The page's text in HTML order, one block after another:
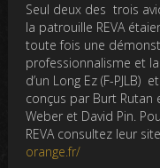
Seul deux des trois
la patrouille REVA
toute fois une
professionnalisme et
d’un Long Ez (F-PJLB)
conçus par Burt Rutan
Weber et David Pin.
REVA consultez leur
orange.fr/